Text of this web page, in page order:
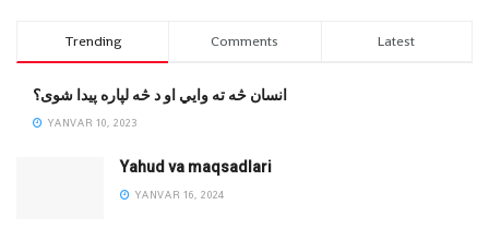
Trending Comments Latest
انسان څه ته وایي او د څه لپاره پیدا شوی؟
YANVAR 10, 2023
Yahud va maqsadlari
YANVAR 16, 2024